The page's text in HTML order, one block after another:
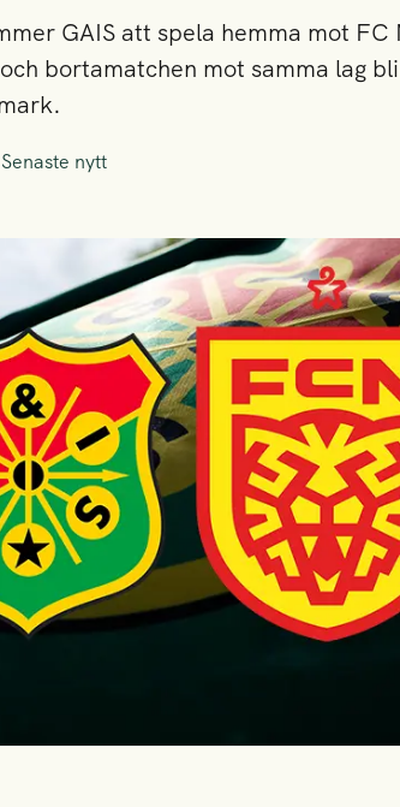
GAIS att spela hemma mot
bortamatchen mot samma lag
Senaste nytt